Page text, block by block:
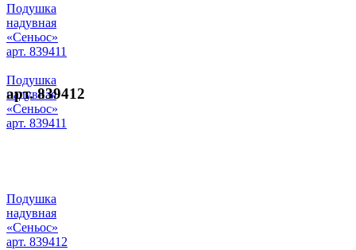
Подушка
надувная
«Сеньос»
арт. 839411
Подушка
надувная
«Сеньос»
арт. 839411
арт. 839412
Подушка
надувная
«Сеньос»
арт. 839412